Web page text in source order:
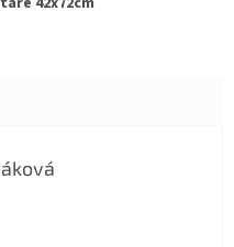
5 z 5 hvězdiček.